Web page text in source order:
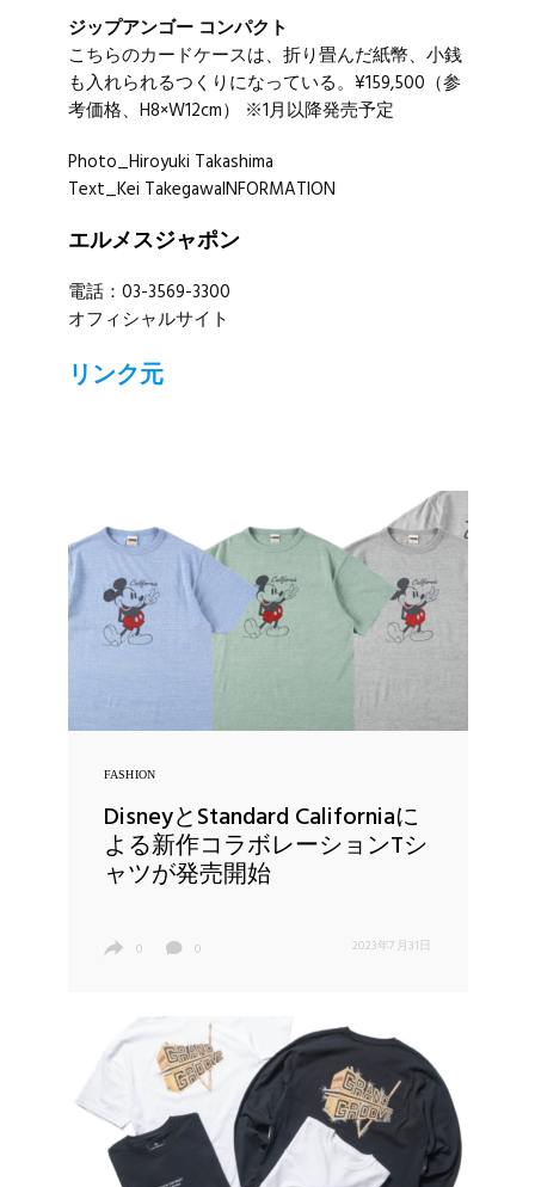
ジップアンゴー コンパクト
こちらのカードケースは、折り畳んだ紙幣、小銭
も入れられるつくりになっている。¥159,500（参
考価格、H8×W12cm） ※1月以降発売予定
Photo_Hiroyuki Takashima
Text_Kei TakegawaINFORMATION
エルメスジャポン
電話：03-3569-3300
オフィシャルサイト
リンク元
FASHION
DisneyとStandard Californiaに
よる新作コラボレーションTシ
ャツが発売開始
0 0 2023年7月31日